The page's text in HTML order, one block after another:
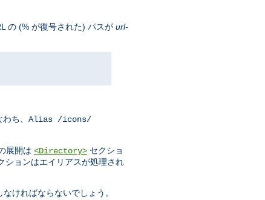
の (% が復号された) パスが url-
ち、 Alias /icons/
展開は <Directory> セクショ
ションはエイリアスが処理され
ければならないでしょう。